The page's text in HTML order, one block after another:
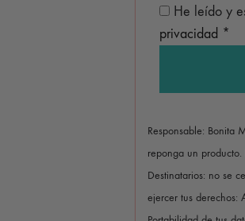
He leído y
privacidad *
Responsable: Bonita
reponga un producto.
Destinatarios: no se
ejercer tus derechos: